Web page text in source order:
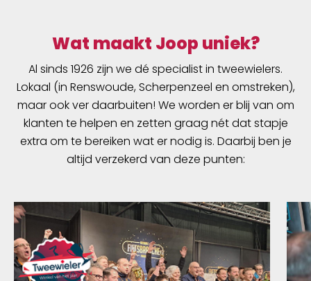
Wat maakt Joop uniek?
Al sinds 1926 zijn we dé specialist in tweewielers.
Lokaal (in Renswoude, Scherpenzeel en omstreken),
maar ook ver daarbuiten! We worden er blij van om
klanten te helpen en zetten graag nét dat stapje
extra om te bereiken wat er nodig is. Daarbij ben je
altijd verzekerd van deze punten: